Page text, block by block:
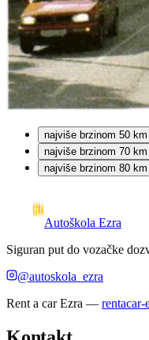
najviše brzinom 50
najviše brzinom 70
najviše brzinom 80
Autoškola Ezra
Siguran put do vozačke
@autoskola_ezra
Rent a car Ezra — rentacar-